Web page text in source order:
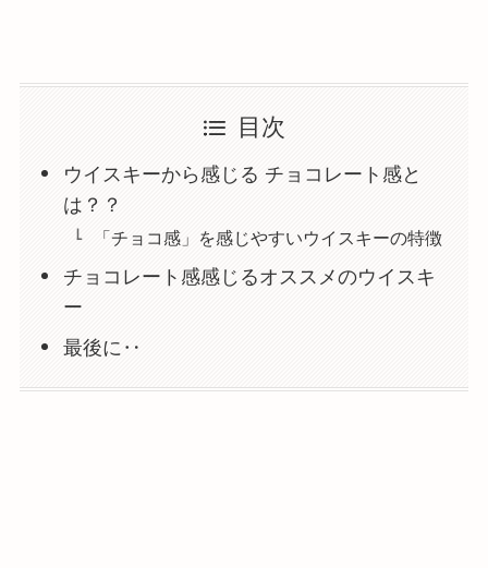
目次
ウイスキーから感じる チョコレート感と
は？？
「チョコ感」を感じやすいウイスキーの特徴
チョコレート感感じるオススメのウイスキ
ー
最後に‥